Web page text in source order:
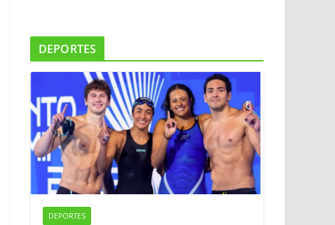
DEPORTES
DEPORTES